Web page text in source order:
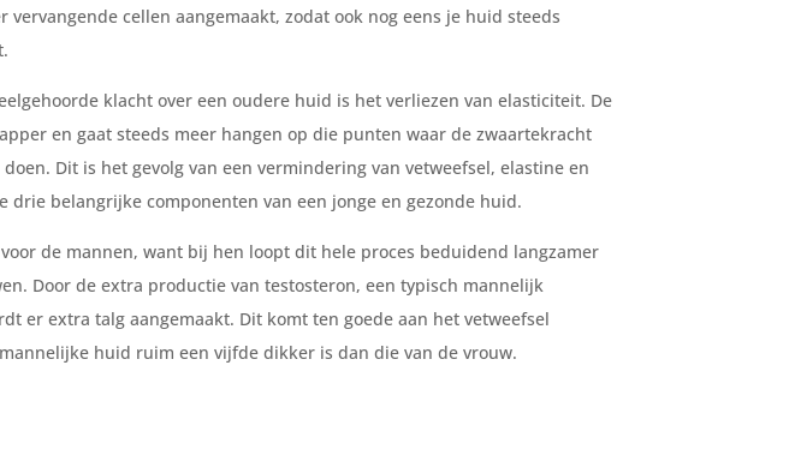
vervangende cellen aangemaakt, zodat ook nog eens je huid steeds
klacht over een oudere huid is het verliezen van elasticiteit. De
en gaat steeds meer hangen op die punten waar de zwaartekracht
Dit is het gevolg van een vermindering van vetweefsel, elastine en
drie belangrijke componenten van een jonge en gezonde huid.
de mannen, want bij hen loopt dit hele proces beduidend langzamer
Door de extra productie van testosteron, een typisch mannelijk
er extra talg aangemaakt. Dit komt ten goede aan het vetweefsel
huid ruim een vijfde dikker is dan die van de vrouw.